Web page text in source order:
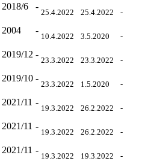
2018/6 -
25.4.2022 25.4.2022 -
2004 -
10.4.2022 3.5.2020 -
2019/12 -
23.3.2022 23.3.2022 -
2019/10 -
23.3.2022 1.5.2020 -
2021/11 -
19.3.2022 26.2.2022 -
2021/11 -
19.3.2022 26.2.2022 -
2021/11 -
19.3.2022 19.3.2022 -